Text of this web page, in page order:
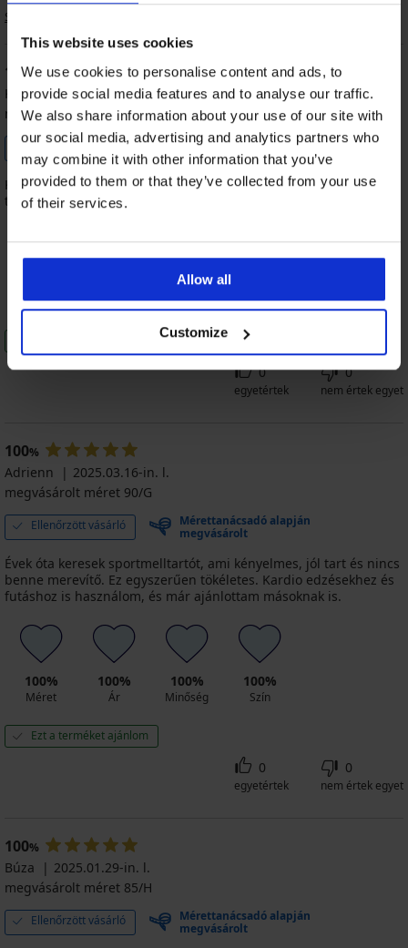
This website uses cookies
We use cookies to personalise content and ads, to
provide social media features and to analyse our traffic.
We also share information about your use of our site with
our social media, advertising and analytics partners who
may combine it with other information that you’ve
provided to them or that they’ve collected from your use
of their services.
Allow all
Customize
Sorrend
100%
Katalin
2025.07.20-in. l.
megvásárolt méret 95/C
Ellenőrzött vásárló
Mérettanácsadó alapján
megvásárolt
Kényelmes, az anyaga szuper! Biztos nem ez az első ilyen
termékem!
Méret Ár
100%
Minőség Szín
0
egyetértek
0
nem értek egyet
100%
Adrienn
2025.03.16-in. l.
megvásárolt méret 90/G
Ellenőrzött vásárló
Mérettanácsadó alapján
megvásárolt
Évek óta keresek sportmelltartót, ami kényelmes, jól tart és nincs
benne merevítő. Ez egyszerűen tökéletes. Kardio edzésekhez és
futáshoz is használom, és már ajánlottam másoknak is.
100%
Méret
100%
Ár
100%
Minőség
100%
Szín
Ezt a terméket ajánlom
0
egyetértek
0
nem értek egyet
100%
Búza
2025.01.29-in. l.
megvásárolt méret 85/H
Ellenőrzött vásárló
Mérettanácsadó alapján
megvásárolt